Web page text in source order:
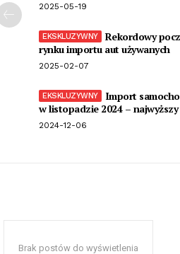
2025-05-19
Rekordowy
rynku importu aut używanych
2025-02-07
Import
w listopadzie 2024 –
2024-12-06
Brak postów do wyświetlenia